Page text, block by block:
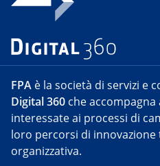
FPA è la società di servizi e
Digital 360 che
interessate ai processi di
loro percorsi di
organizzativa.